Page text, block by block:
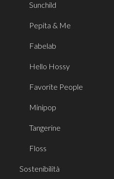
Sunchild
Pepita & Me
Fabelab
Hello Hossy
Favorite People
Minipop
Tangerine
Floss
Sostenibilità